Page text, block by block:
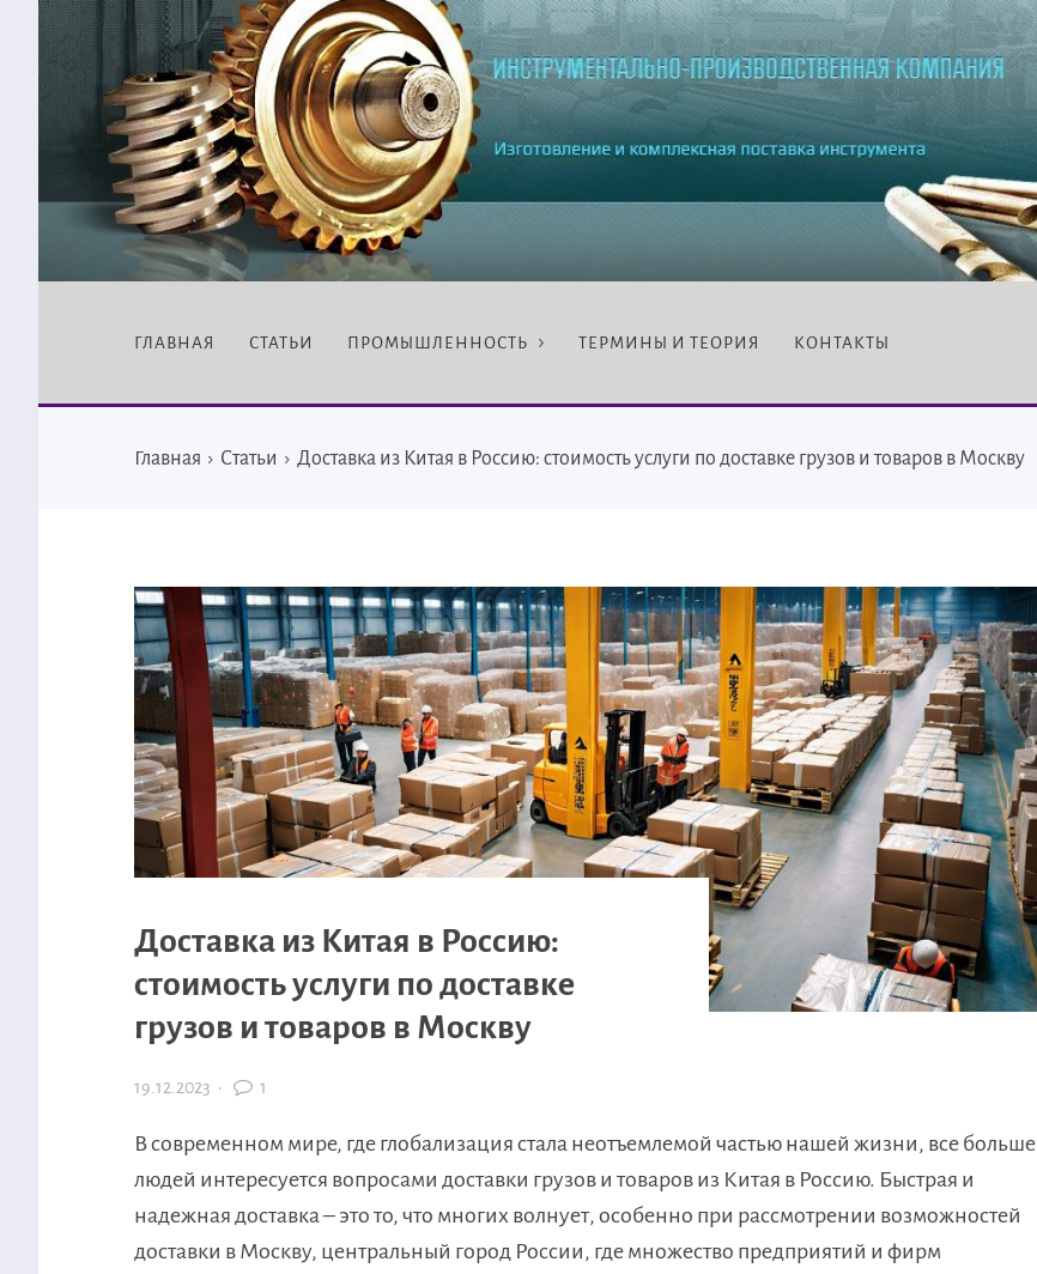
ГЛАВНАЯ СТАТЬИ ПРОМЫШЛЕННОСТЬ ТЕРМИНЫ И ТЕОРИЯ КОНТАКТЫ
Главная › Статьи › Доставка из Китая в Россию: стоимость услуги по доставке грузов и товаров в Москву
Доставка из Китая в Россию:
стоимость услуги по доставке
грузов и товаров в Москву
19.12.2023 · 1
В современном мире, где глобализация стала неотъемлемой частью нашей жизни, все больше
людей интересуется вопросами доставки грузов и товаров из Китая в Россию. Быстрая и
надежная доставка – это то, что многих волнует, особенно при рассмотрении возможностей
доставки в Москву, центральный город России, где множество предприятий и фирм